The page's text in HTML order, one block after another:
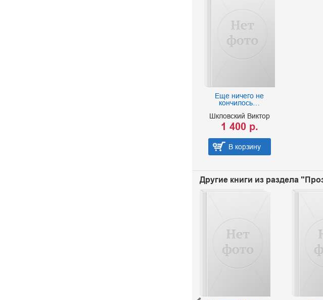
Еще ничего не
кончилось…
Шкловский Виктор
1 400 р.
В корзину
Другие книги из раздела